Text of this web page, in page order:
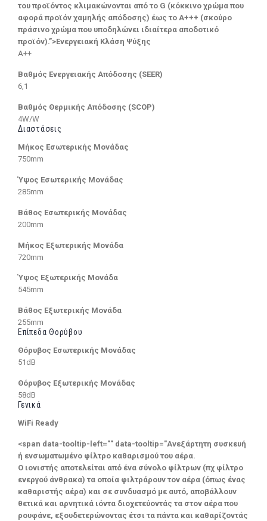
του προϊόντος κλιμακώνονται από το G (κόκκινο χρώμα που
αφορά προϊόν χαμηλής απόδοσης) έως το Α+++ (σκούρο
πράσινο χρώμα που υποδηλώνει ιδιαίτερα αποδοτικό
προϊόν).”>Ενεργειακή Κλάση Ψύξης
A++
Βαθμός Ενεργειακής Απόδοσης (SEER)
6,1
Βαθμός Θερμικής Απόδοσης (SCOP)
4W/W
Διαστάσεις
Μήκος Εσωτερικής Μονάδας
750mm
Ύψος Εσωτερικής Μονάδας
285mm
Βάθος Εσωτερικής Μονάδας
200mm
Μήκος Εξωτερικής Μονάδα
720mm
Ύψος Εξωτερικής Μονάδα
545mm
Βάθος Εξωτερικής Μονάδα
255mm
Επίπεδα Θορύβου
Θόρυβος Εσωτερικής Μονάδας
51dB
Θόρυβος Εξωτερικής Μονάδας
58dB
Γενικά
WiFi Ready
<span data-tooltip-left="" data-tooltip="Ανεξάρτητη συσκευή
ή ενσωματωμένο φίλτρο καθαρισμού του αέρα.
Ο ιονιστής αποτελείται από ένα σύνολο φίλτρων (πχ φίλτρο
ενεργού άνθρακα) τα οποία φιλτράρουν τον αέρα (όπως ένας
καθαριστής αέρα) και σε συνδυασμό με αυτό, αποβάλλουν
θετικά και αρνητικά ιόντα διοχετεύοντάς τα στον αέρα που
ρουφάνε, εξουδετερώνοντας έτσι τα πάντα και καθαρίζοντάς